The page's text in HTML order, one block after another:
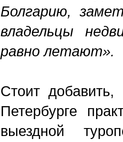
Болгарию,
владельцы
равно летают».
Стоит
Петербурге
выездной